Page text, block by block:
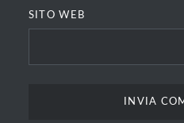
SITO WEB